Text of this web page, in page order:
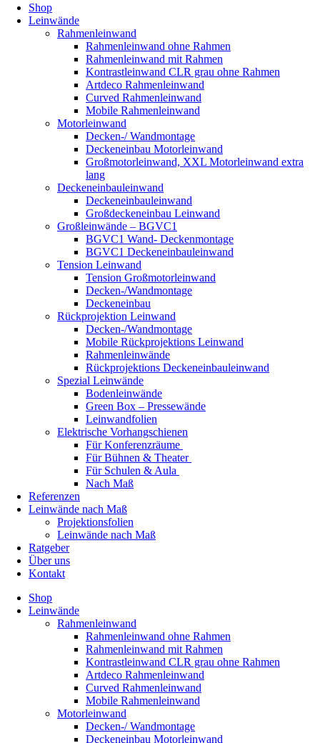
Shop
Leinwände
Rahmenleinwand
Rahmenleinwand ohne Rahmen
Rahmenleinwand mit Rahmen
Kontrastleinwand CLR grau ohne Rahmen
Artdeco Rahmenleinwand
Curved Rahmenleinwand
Mobile Rahmenleinwand
Motorleinwand
Decken-/ Wandmontage
Deckeneinbau Motorleinwand
Großmotorleinwand, XXL Motorleinwand extra
lang
Deckeneinbauleinwand
Deckeneinbauleinwand
Großdeckeneinbau Leinwand
Großleinwände – BGVC1
BGVC1 Wand- Deckenmontage
BGVC1 Deckeneinbauleinwand
Tension Leinwand
Tension Großmotorleinwand
Decken-/Wandmontage
Deckeneinbau
Rückprojektion Leinwand
Decken-/Wandmontage
Mobile Rückprojektions Leinwand
Rahmenleinwände
Rückprojektions Deckeneinbauleinwand
Spezial Leinwände
Bodenleinwände
Green Box – Pressewände
Leinwandfolien
Elektrische Vorhangschienen
Für Konferenzräume
Für Bühnen & Theater
Für Schulen & Aula
Nach Maß
Referenzen
Leinwände nach Maß
Projektionsfolien
Leinwände nach Maß
Ratgeber
Über uns
Kontakt
Shop
Leinwände
Rahmenleinwand
Rahmenleinwand ohne Rahmen
Rahmenleinwand mit Rahmen
Kontrastleinwand CLR grau ohne Rahmen
Artdeco Rahmenleinwand
Curved Rahmenleinwand
Mobile Rahmenleinwand
Motorleinwand
Decken-/ Wandmontage
Deckeneinbau Motorleinwand